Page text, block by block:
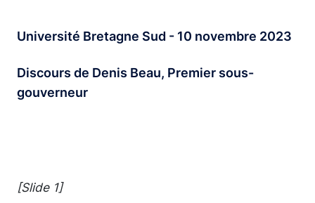
Université Bretagne Sud - 10 novembre 2023
Discours de Denis Beau, Premier sous-
gouverneur
[Slide 1]